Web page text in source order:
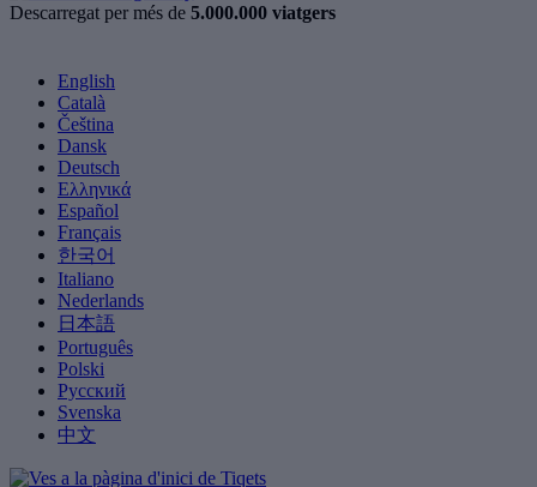
Descarregat per més de 5.000.000 viatgers
English
Català
Čeština
Dansk
Deutsch
Ελληνικά
Español
Français
한국어
Italiano
Nederlands
日本語
Português
Polski
Русский
Svenska
中文